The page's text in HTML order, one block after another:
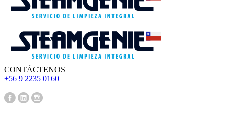
CONTÁCTENOS
‪+56 9 2235 0160‬